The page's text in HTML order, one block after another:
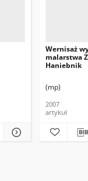
Wernisaż
malarstwa
Haniebnik
(mp)
2007
artykuł